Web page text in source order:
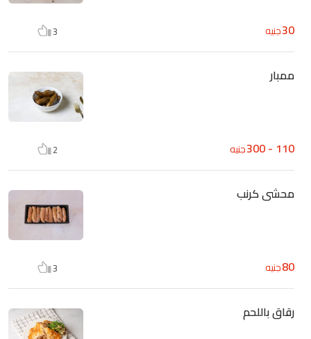
30جنيه 3
ممبار
110 - 300 جنيه 2
محشى كرنب
80جنيه 3
رقاق باللحم